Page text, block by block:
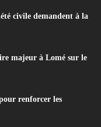
civile demandent à la
majeur à Lomé sur le
renforcer les